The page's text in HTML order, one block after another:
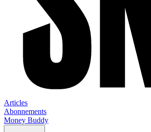
Articles
Abonnements
Money Buddy